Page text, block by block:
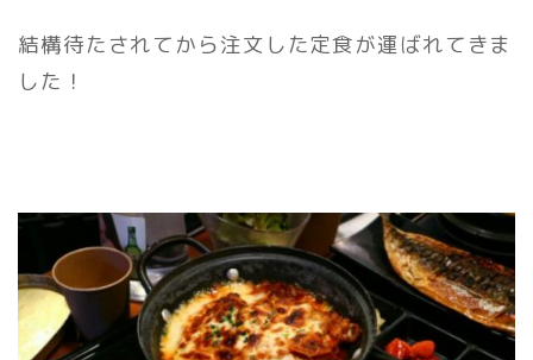
結構待たされてから注文した定食が運ばれてきま
した！